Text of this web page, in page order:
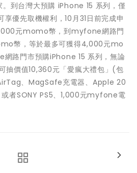
。到台灣大預購 iPhone 15 系列，僅
優先取機權利，10月31日前完成申
元momo幣，到myfone網路門
幣，等於最多可獲得4,000元mo
路門市預購iPhone 15 系列，無論
抽價值10,360元「愛瘋大禮包」(包
、MagSafe充電器、Apple 20
者SONY PS5、1,000元myfone電